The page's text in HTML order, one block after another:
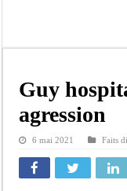
Dahra Djoloff a vibré au
Inondations à Linguère,
Affaire Pape Cheikh
Moustapha Dramé rejoint
Crise en Guinée Bissau :
Guy
agression
6 mai 2021 Faits